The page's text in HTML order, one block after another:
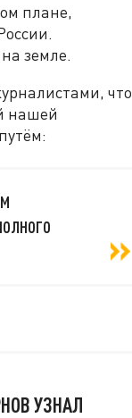
плане,
земле.
что
нашей
УЗНАЛ